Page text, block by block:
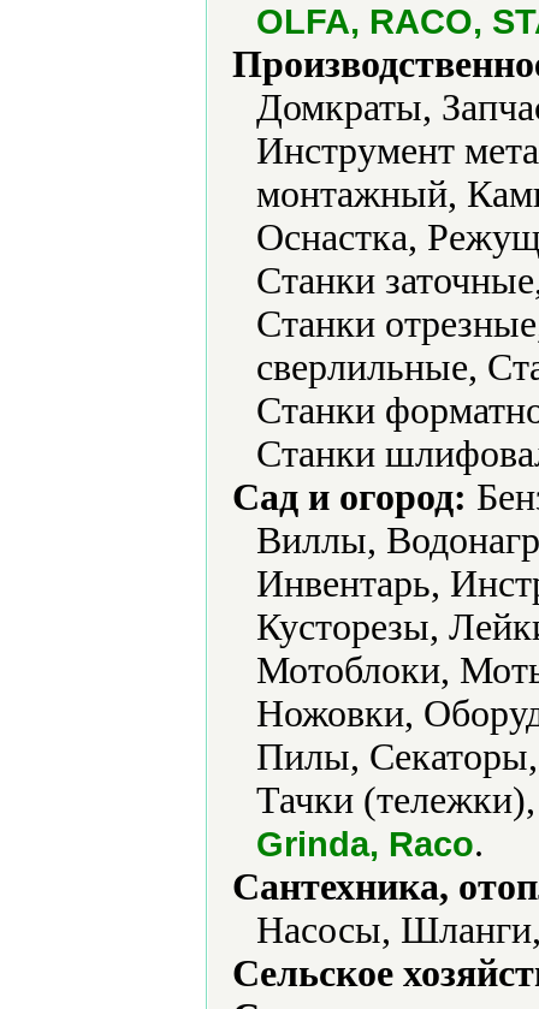
OLFA, RACO,
Домкраты,
Инструмент
монтажный,
Оснастка,
Станки
Станки
сверлильные,
Станки
Станки
Сад и огород:
Виллы,
Инвентарь,
Кусторезы,
Мотоблоки,
Ножовки,
Пилы,
Тачки
Grinda, Raco.
Сантехника,
Насосы,
Сельское